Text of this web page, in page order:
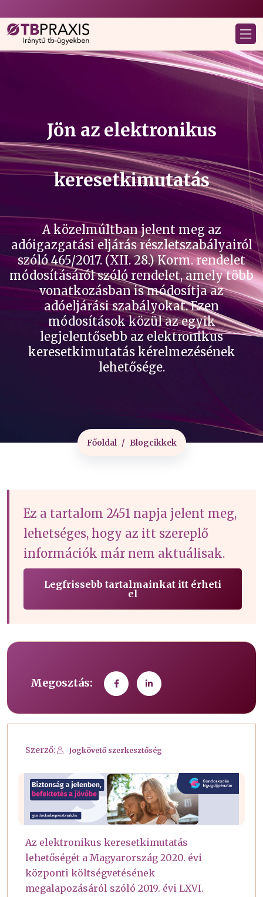
Jön az elektronikus
keresetkimutatás
A közelmúltban jelent meg az
adóigazgatási eljárás részletszabályairól
szóló 465/2017. (XII. 28.) Korm. rendelet
módosításáról szóló rendelet, amely több
vonatkozásban is módosítja az
adóeljárási szabályokat. Ezen
módosítások közül az egyik
legjelentősebb az elektronikus
keresetkimutatás kérelmezésének
lehetősége.
Főoldal Blogcikkek
Ez a tartalom 2451 napja jelent meg,
lehetséges, hogy az itt szereplő
információk már nem aktuálisak.
Legfrissebb tartalmainkat itt érheti
el
Megosztás:
Szerző: Jogkövető szerkesztőség
Az elektronikus keresetkimutatás
lehetőségét a Magyarország 2020. évi
központi költségvetésének
megalapozásáról szóló 2019. évi LXVI.